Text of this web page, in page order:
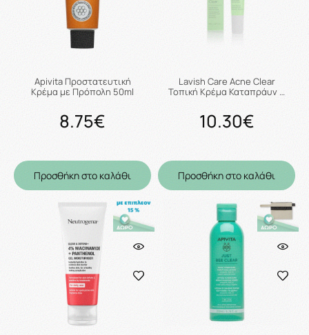
Apivita Προστατευτική
Κρέμα με Πρόπολη 50ml
8.75€
Προσθήκη στο καλάθι
Lavish Care Acne Clear
Τοπική Κρέμα Καταπράυν …
10.30€
Προσθήκη στο καλάθι